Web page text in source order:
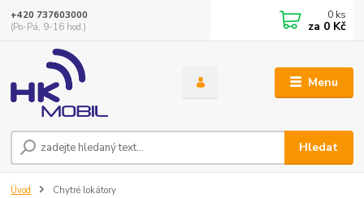
Menu
Hledat
+420 737603000
(Po-Pá, 9-16 hod.)
0 ks
za 0 Kč
Úvod Chytré lokátory